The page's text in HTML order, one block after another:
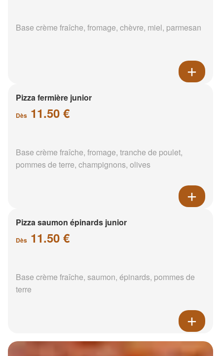
Base crème fraîche, fromage, chèvre, miel, parmesan
Pizza fermière junior
Dès 11.50 €
Base crème fraîche, fromage, tranche de poulet,
pommes de terre, champignons, olives
Pizza saumon épinards junior
Dès 11.50 €
Base crème fraîche, saumon, épinards, pommes de
terre